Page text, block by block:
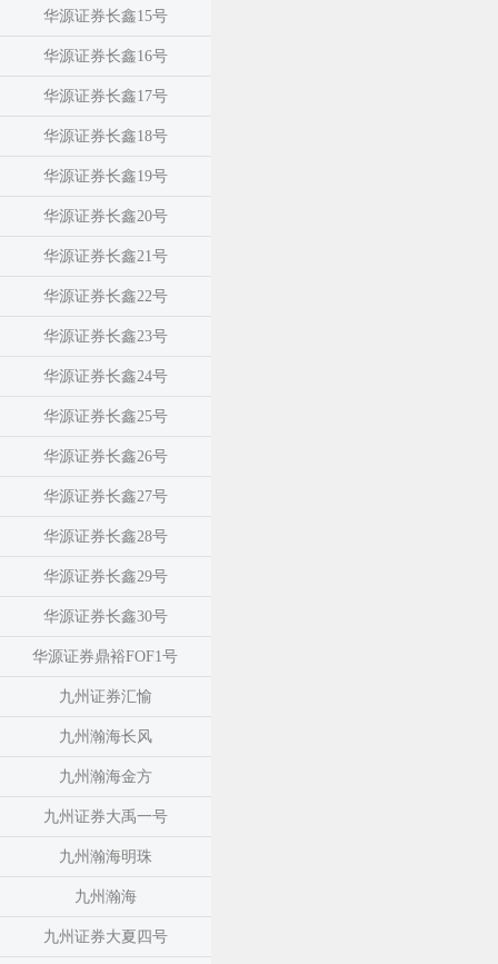
华源证券长鑫15号
华源证券长鑫16号
华源证券长鑫17号
华源证券长鑫18号
华源证券长鑫19号
华源证券长鑫20号
华源证券长鑫21号
华源证券长鑫22号
华源证券长鑫23号
华源证券长鑫24号
华源证券长鑫25号
华源证券长鑫26号
华源证券长鑫27号
华源证券长鑫28号
华源证券长鑫29号
华源证券长鑫30号
华源证券鼎裕FOF1号
九州证券汇愉
九州瀚海长风
九州瀚海金方
九州证券大禹一号
九州瀚海明珠
九州瀚海
九州证券大夏四号